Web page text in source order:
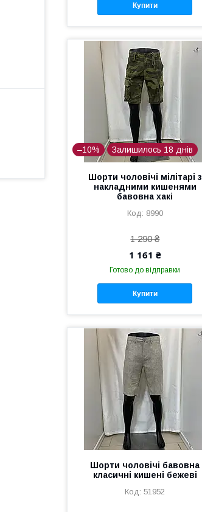
Купити
–10% Залишилось 18 днів
Шорти чоловічі мілітарі з
накладними кишенями
бавовна хакі
8990
1 290 ₴
1 161 ₴
Готово до відправки
Купити
Шорти чоловічі бавовна
класичні кишені бежеві
51952